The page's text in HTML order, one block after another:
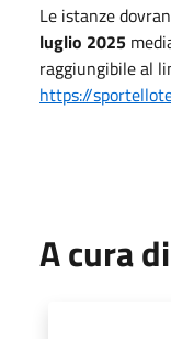
Le istanze
luglio 2025
raggiungibile al
https://
A cura di